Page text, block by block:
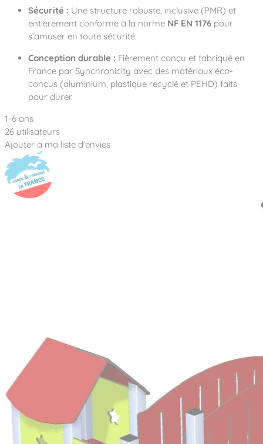
Sécurité : Une structure robuste, inclusive (PMR) et
entièrement conforme à la norme NF EN 1176 pour
s’amuser en toute sécurité.
Conception durable : Fièrement conçu et fabriqué en
France par Synchronicity avec des matériaux éco-
conçus (aluminium, plastique recyclé et PEHD) faits
pour durer.
1-6 ans
26 utilisateurs
Ajouter à ma liste d'envies